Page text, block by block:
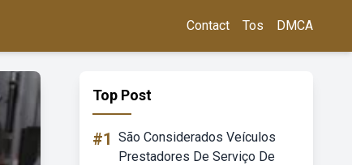
Contact Tos DMCA
Top Post
#1 São Considerados Veículos
Prestadores De Serviço De